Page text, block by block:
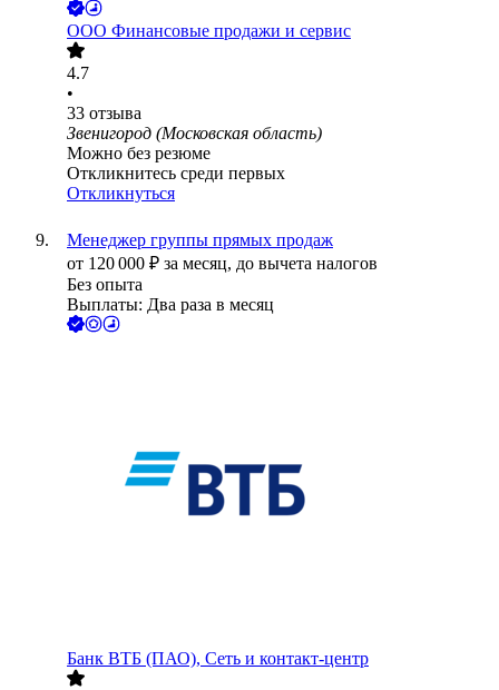
ООО Финансовые продажи и сервис
4.7
•
33 отзыва
Звенигород (Московская область)
Можно без резюме
Откликнитесь среди первых
Откликнуться
Менеджер группы прямых продаж
от 120 000 ₽ за месяц, до вычета налогов
Без опыта
Выплаты: Два раза в месяц
Банк ВТБ (ПАО), Сеть и контакт-центр